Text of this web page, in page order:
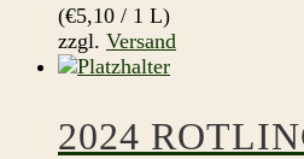
(€5,10 / 1 L)
zzgl. Versand
2024